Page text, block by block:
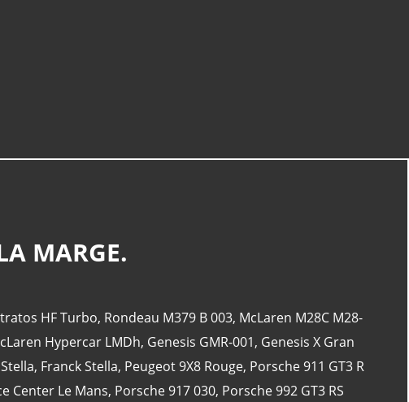
MARGE.
HF Turbo, Rondeau M379 B 003, McLaren M28C M28-
Hypercar LMDh, Genesis GMR-001, Genesis X Gran
, Franck Stella, Peugeot 9X8 Rouge, Porsche 911 GT3 R
Center Le Mans, Porsche 917 030, Porsche 992 GT3 RS
Henri Pescarolo(8)
24 Heures Du Mans 1963(5)
24 Heures Du Mans 1967(5)
Artcar(5)